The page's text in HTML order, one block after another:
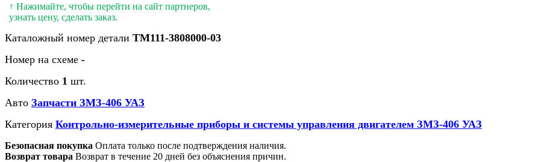
↑ Нажимайте, чтобы перейти на сайт партнеров,
узнать цену, сделать заказ.
Каталожный номер детали ТМ111-3808000-03
Номер на схеме -
Количество 1 шт.
Авто Запчасти ЗМЗ-406 УАЗ
Категория Контрольно-измерительные приборы и системы управления двигателем ЗМЗ-406 УАЗ
Безопасная покупка Оплата только после подтверждения наличия.
Возврат товара Возврат в течение 20 дней без объяснения причин.